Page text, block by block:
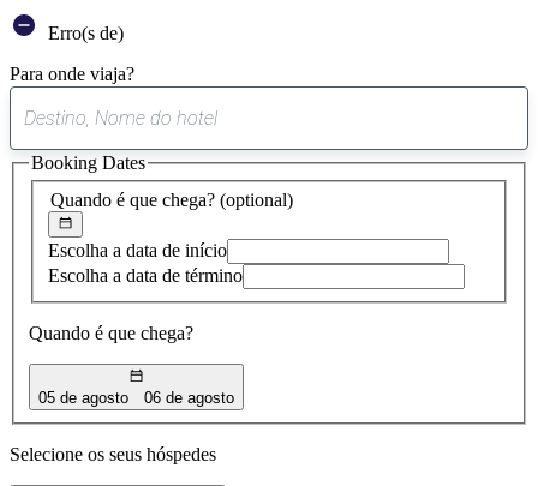
Erro(s de)
Para onde viaja?
sugestão
encontrada
Quando é que chega? (optional)
Escolha a data de início
Escolha a data de término
Quando é que chega?
05 de agosto 06 de agosto
Booking Dates
Selecione os seus hóspedes